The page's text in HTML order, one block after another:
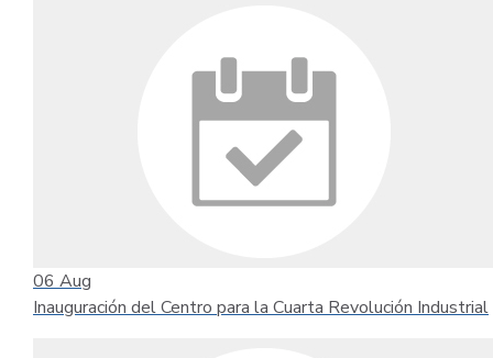
06 Aug
Inauguración del Centro para la Cuarta Revolución Industrial